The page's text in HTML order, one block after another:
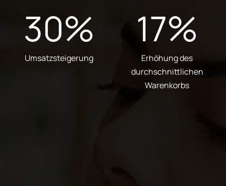
30%
Umsatzsteigerung
17%
Erhöhung des
durchschnittlichen
Warenkorbs